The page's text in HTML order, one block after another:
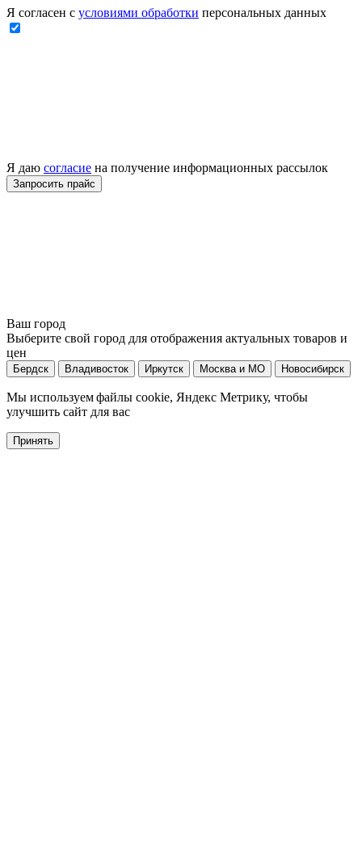
Я согласен с условиями обработки персональных данных
Я даю согласие на получение информационных рассылок
Ваш город
Выберите свой город для отображения актуальных товаров и
цен
Бердск Владивосток Иркутск Москва и МО Новосибирск
Мы используем файлы cookie, Яндекс Метрику, чтобы
улучшить сайт для вас
Принять